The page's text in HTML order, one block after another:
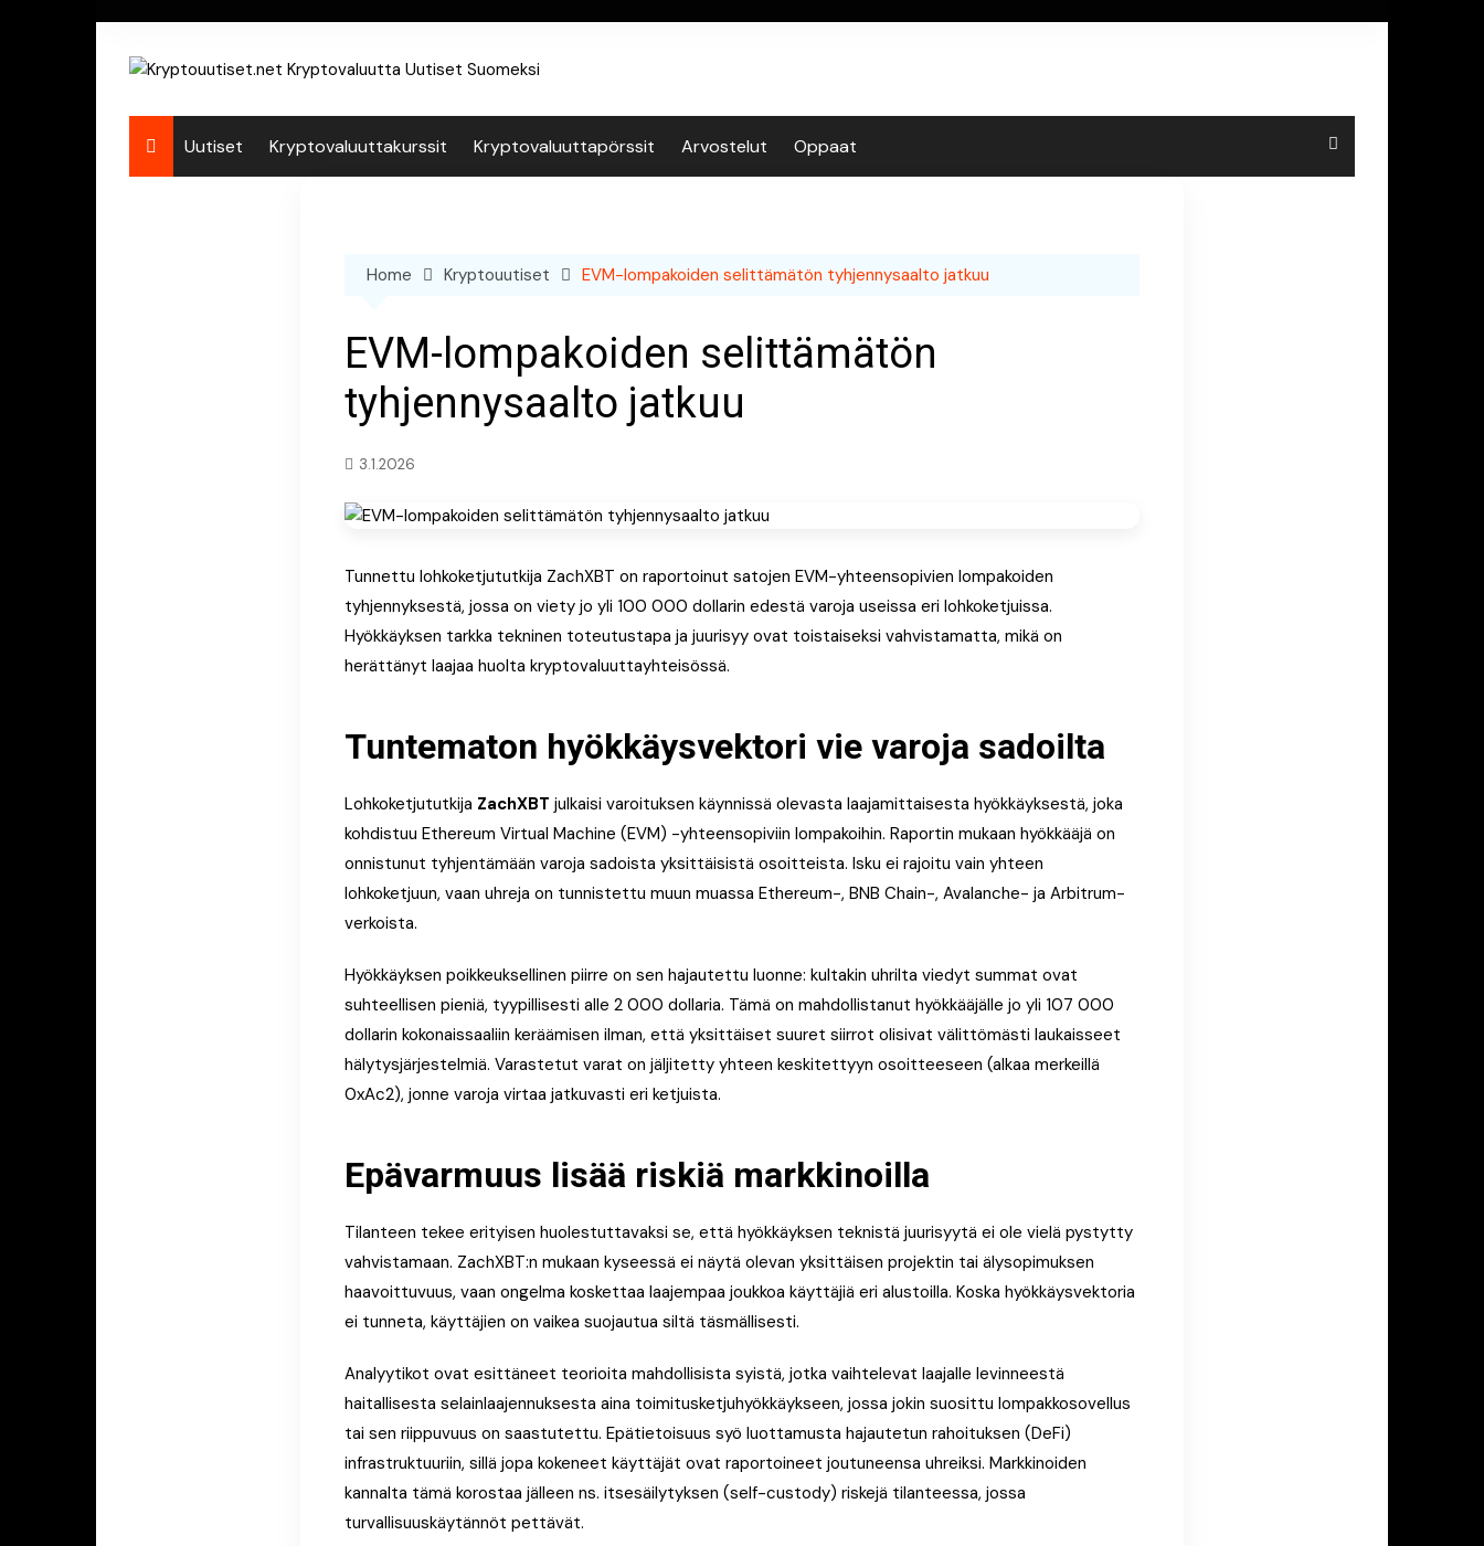
Uutiset Kryptovaluuttakurssit Kryptovaluuttapörssit Arvostelut Oppaat
Home Kryptouutiset EVM-lompakoiden selittämätön tyhjennysaalto jatkuu
EVM-lompakoiden selittämätön
tyhjennysaalto jatkuu
3.1.2026
Tunnettu lohkoketjututkija ZachXBT on raportoinut satojen EVM-yhteensopivien lompakoiden
tyhjennyksestä, jossa on viety jo yli 100 000 dollarin edestä varoja useissa eri lohkoketjuissa.
Hyökkäyksen tarkka tekninen toteutustapa ja juurisyy ovat toistaiseksi vahvistamatta, mikä on
herättänyt laajaa huolta kryptovaluuttayhteisössä.
Tuntematon hyökkäysvektori vie varoja sadoilta
Lohkoketjututkija ZachXBT julkaisi varoituksen käynnissä olevasta laajamittaisesta hyökkäyksestä, joka
kohdistuu Ethereum Virtual Machine (EVM) -yhteensopiviin lompakoihin. Raportin mukaan hyökkääjä on
onnistunut tyhjentämään varoja sadoista yksittäisistä osoitteista. Isku ei rajoitu vain yhteen
lohkoketjuun, vaan uhreja on tunnistettu muun muassa Ethereum-, BNB Chain-, Avalanche- ja Arbitrum-
verkoista.
Hyökkäyksen poikkeuksellinen piirre on sen hajautettu luonne: kultakin uhrilta viedyt summat ovat
suhteellisen pieniä, tyypillisesti alle 2 000 dollaria. Tämä on mahdollistanut hyökkääjälle jo yli 107 000
dollarin kokonaissaaliin keräämisen ilman, että yksittäiset suuret siirrot olisivat välittömästi laukaisseet
hälytysjärjestelmiä. Varastetut varat on jäljitetty yhteen keskitettyyn osoitteeseen (alkaa merkeillä
0xAc2), jonne varoja virtaa jatkuvasti eri ketjuista.
Epävarmuus lisää riskiä markkinoilla
Tilanteen tekee erityisen huolestuttavaksi se, että hyökkäyksen teknistä juurisyytä ei ole vielä pystytty
vahvistamaan. ZachXBT:n mukaan kyseessä ei näytä olevan yksittäisen projektin tai älysopimuksen
haavoittuvuus, vaan ongelma koskettaa laajempaa joukkoa käyttäjiä eri alustoilla. Koska hyökkäysvektoria
ei tunneta, käyttäjien on vaikea suojautua siltä täsmällisesti.
Analyytikot ovat esittäneet teorioita mahdollisista syistä, jotka vaihtelevat laajalle levinneestä
haitallisesta selainlaajennuksesta aina toimitusketjuhyökkäykseen, jossa jokin suosittu lompakkosovellus
tai sen riippuvuus on saastutettu. Epätietoisuus syö luottamusta hajautetun rahoituksen (DeFi)
infrastruktuuriin, sillä jopa kokeneet käyttäjät ovat raportoineet joutuneensa uhreiksi. Markkinoiden
kannalta tämä korostaa jälleen ns. itsesäilytyksen (self-custody) riskejä tilanteessa, jossa
turvallisuuskäytännöt pettävät.